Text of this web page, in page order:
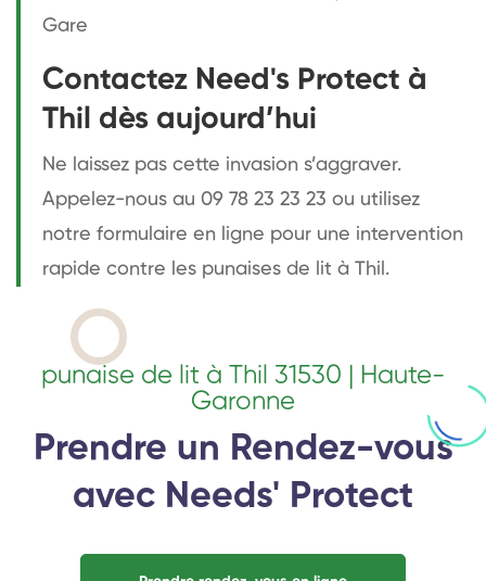
Gare
Contactez Need's Protect à
Thil dès aujourd’hui
Ne laissez pas cette invasion s’aggraver.
Appelez-nous au 09 78 23 23 23 ou utilisez
notre formulaire en ligne pour une intervention
rapide contre les punaises de lit à Thil.
punaise de lit à Thil 31530 | Haute-
Garonne
Prendre un Rendez-vous
avec Needs' Protect